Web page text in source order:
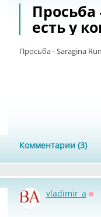
Просьба
есть у
Просьба - Saragina
Комментарии (3)
vladimir_a